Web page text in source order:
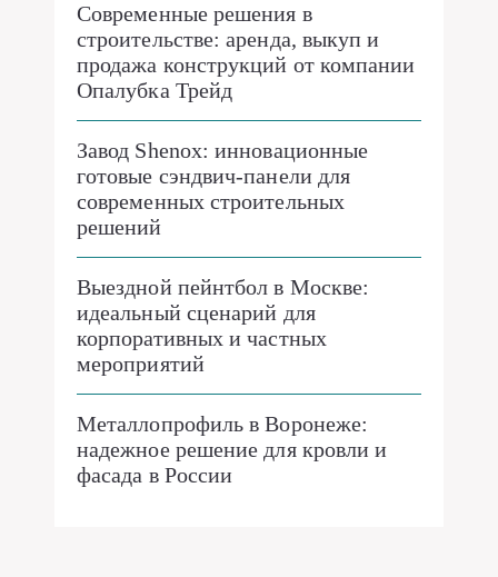
Современные решения в
строительстве: аренда, выкуп и
продажа конструкций от компании
Опалубка Трейд
Завод Shenox: инновационные
готовые сэндвич-панели для
современных строительных
решений
Выездной пейнтбол в Москве:
идеальный сценарий для
корпоративных и частных
мероприятий
Металлопрофиль в Воронеже:
надежное решение для кровли и
фасада в России